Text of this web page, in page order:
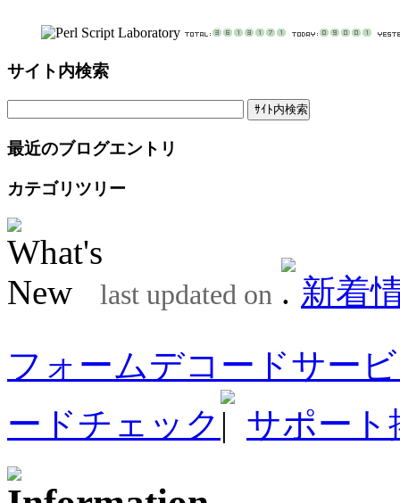
サイト内検索
最近のブログエントリ
カテゴリツリー
last updated on
新着
フォームデコードサー
ードチェック
サポート